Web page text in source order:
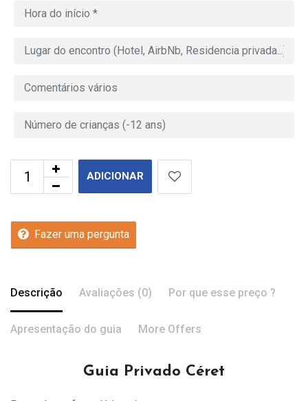
ADICIONAR
Fazer uma pergunta
Descrição Avaliações (0) Por que esse preço ?
Apresentação do guia More Offers
Guia Privado Céret